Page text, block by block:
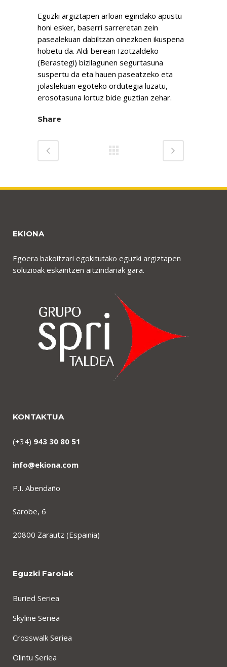
Eguzki argiztapen arloan egindako apustu
honi esker, baserri sarreretan zein
pasealekuan dabiltzan oinezkoen ikuspena
hobetu da. Aldi berean Izotzaldeko
(Berastegi) bizilagunen segurtasuna
suspertu da eta hauen paseatzeko eta
jolaslekuan egoteko ordutegia luzatu,
erosotasuna lortuz bide guztian zehar.
Share
EKIONA
Egoera bakoitzari egokitutako eguzki argiztapen
soluzioak eskaintzen aitzindariak gara.
KONTAKTUA
(+34) 943 30 80 51
info@ekiona.com
P.I. Abendaño
Sarobe, 6
20800 Zarautz (Espainia)
Eguzki Farolak
Buried Seriea
Skyline Seriea
Crosswalk Seriea
Olintu Seriea